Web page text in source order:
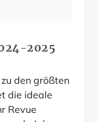
2025
den größten
die ideale
Revue